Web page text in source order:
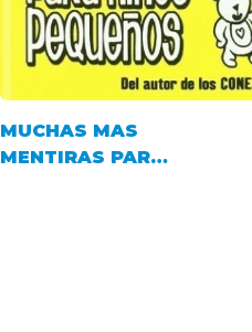
MUCHAS MAS
MENTIRAS PARA